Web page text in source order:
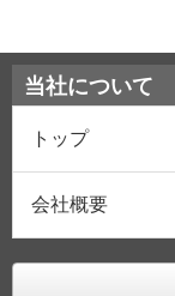
当社について
トップ
会社概要